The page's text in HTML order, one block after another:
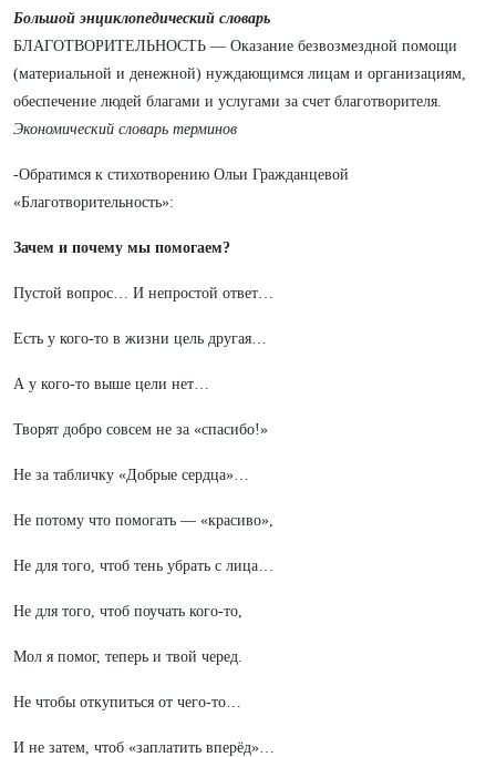
Большой энциклопедический словарь
БЛАГОТВОРИТЕЛЬНОСТЬ — Оказание безвозмездной помощи
(материальной и денежной) нуждающимся лицам и организациям,
обеспечение людей благами и услугами за счет благотворителя.
Экономический словарь терминов
-Обратимся к стихотворению Ольи Гражданцевой
«Благотворительность»:
Зачем и почему мы помогаем?
Пустой вопрос… И непростой ответ…
Есть у кого-то в жизни цель другая…
А у кого-то выше цели нет…
Творят добро совсем не за «спасибо!»
Не за табличку «Добрые сердца»…
Не потому что помогать — «красиво»,
Не для того, чтоб тень убрать с лица…
Не для того, чтоб поучать кого-то,
Мол я помог, теперь и твой черед.
Не чтобы откупиться от чего-то…
И не затем, чтоб «заплатить вперёд»…